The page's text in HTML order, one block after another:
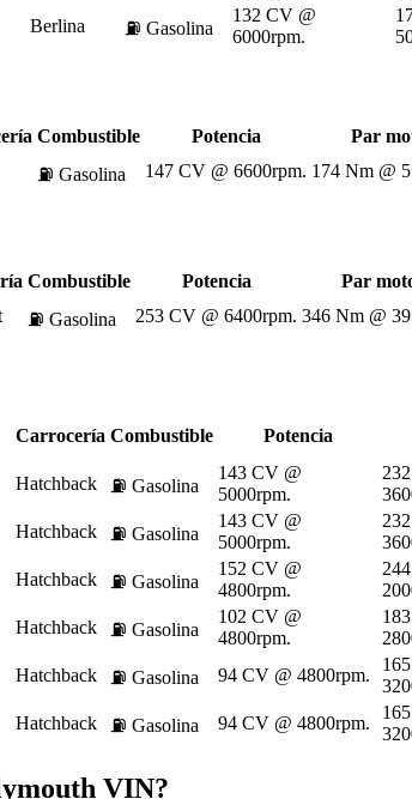
Berlina ⛽ Gasolina
132 CV @
6000rpm.
Combustible Potencia Par
⛽ Gasolina 147 CV @ 6600rpm. 174 Nm @
Combustible Potencia Par
⛽ Gasolina 253 CV @ 6400rpm. 346 Nm @
Carrocería Combustible Potencia
Hatchback ⛽ Gasolina
143 CV @
5000rpm.
Hatchback ⛽ Gasolina
143 CV @
5000rpm.
Hatchback ⛽ Gasolina
152 CV @
4800rpm.
Hatchback ⛽ Gasolina
102 CV @
4800rpm.
Hatchback ⛽ Gasolina 94 CV @ 4800rpm.
Hatchback ⛽ Gasolina 94 CV @ 4800rpm.
VIN?